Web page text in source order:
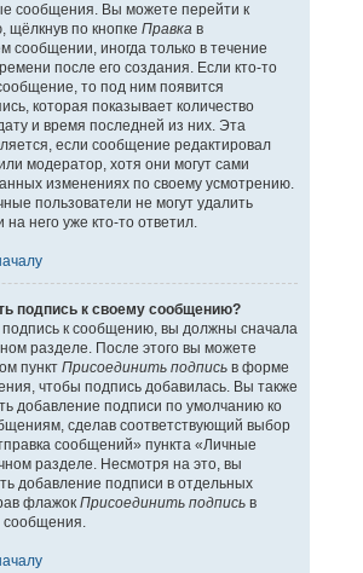
сообщения. Вы можете перейти к
щёлкнув по кнопке Правкав
сообщении, иногда только в течение
после его создания. Если кто-то
то под ним появится
которая показывает количество
и время последней из них. Эта
если сообщение редактировал
модератор, хотя они могут сами
изменениях по своему усмотрению.
пользователи не могут удалить
него уже кто-то ответил.
подпись к своему сообщению?
к сообщению, вы должны сначала
разделе. После этого вы можете
пункт Присоединить подписьв форме
чтобы подпись добавилась. Вы также
добавление подписи по умолчанию ко
сделав соответствующий выбор
сообщений» пункта «Личные
разделе. Несмотря на это, вы
добавление подписи в отдельных
флажок Присоединить подписьв
сообщения.